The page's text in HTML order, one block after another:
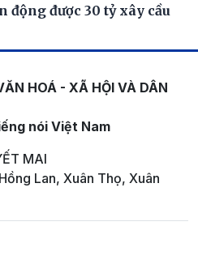
động được 30 tỷ xây cầu
HOÁ - XÃ HỘI VÀ DÂN
nói Việt Nam
MAI
Lan, Xuân Thọ, Xuân